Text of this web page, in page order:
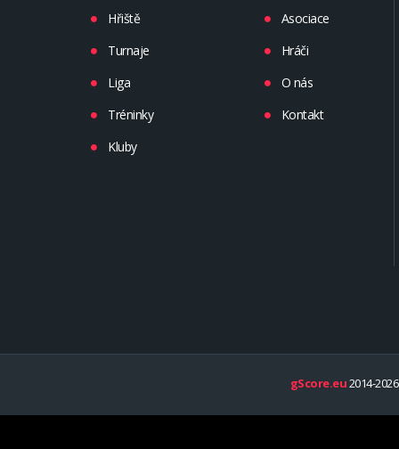
Hřiště
Turnaje
Liga
Tréninky
Kluby
Asociace
Hráči
O nás
Kontakt
gScore.eu2014-